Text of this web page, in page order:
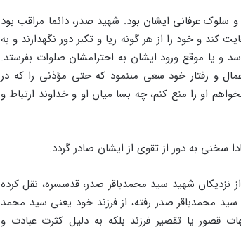
سلوک عرفانى ایشان بود. شهید صدر، دائما مراقب بود
و خود را از هر گونه ریا و تکبر دور نگهدارند و به
و یا موقع ورود ایشان به احترامشان صلوات بفرستد.
و رفتار خود سعى مى‏نمود که حتى مؤذنى را که در
او را منع کنم، چه بسا میان او و خداوند ارتباط و
سخنى به دور از تقوى از ایشان صادر گردد.
نزدیکان شهید سید محمدباقر صدر، قدس‏سره، نقل کرده
محمدباقر صدر رفته، از فرزند خود یعنى سید محمد
قصور یا تقصیر فرزند بلکه به دلیل کثرت عبادت و